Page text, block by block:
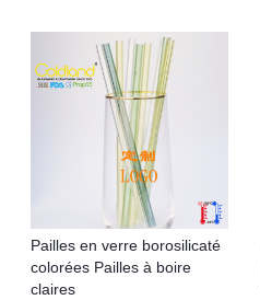
Pailles en verre borosilicaté
colorées Pailles à boire
claires